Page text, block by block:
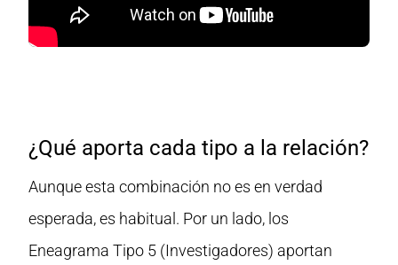
¿Qué aporta cada tipo a la relación?
Aunque esta combinación no es en verdad
esperada, es habitual. Por un lado, los
Eneagrama Tipo 5 (Investigadores) aportan